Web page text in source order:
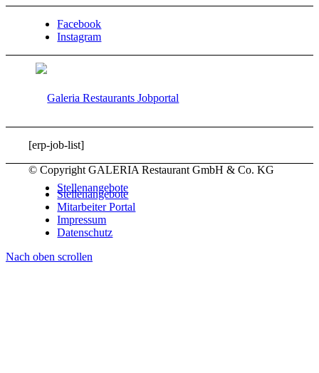
Facebook
Instagram
Stellenangebote
Erweiterte Suche
[erp-job-list]
© Copyright GALERIA Restaurant GmbH & Co. KG
Stellenangebote
Mitarbeiter Portal
Impressum
Datenschutz
Nach oben scrollen